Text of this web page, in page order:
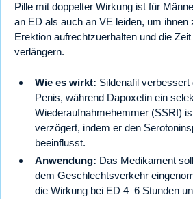
Pille mit doppelter Wirkung ist für
an ED als auch an VE leiden, um ihnen
Erektion aufrechtzuerhalten und die
verlängern.
Wie es wirkt: Sildenafil
Penis, während Dapoxetin ein
Wiederaufnahmehemmer (SSRI)
verzögert, indem er den
beeinflusst.
Anwendung: Das Medikament
dem Geschlechtsverkehr
die Wirkung bei ED 4–6 Stunden